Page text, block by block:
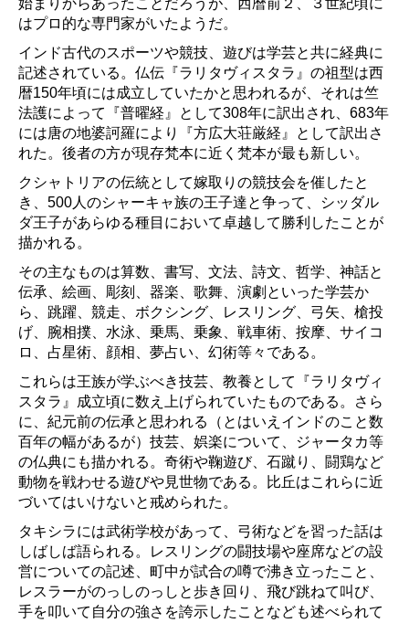
始まりからあったことだろうが、西暦前２、３世紀頃に
はプロ的な専門家がいたようだ。
インド古代のスポーツや競技、遊びは学芸と共に経典に
記述されている。仏伝『ラリタヴィスタラ』の祖型は西
暦150年頃には成立していたかと思われるが、それは竺
法護によって『普曜経』として308年に訳出され、683年
には唐の地婆訶羅により『方広大荘厳経』として訳出さ
れた。後者の方が現存梵本に近く梵本が最も新しい。
クシャトリアの伝統として嫁取りの競技会を催したと
き、500人のシャーキャ族の王子達と争って、シッダル
ダ王子があらゆる種目において卓越して勝利したことが
描かれる。
その主なものは算数、書写、文法、詩文、哲学、神話と
伝承、絵画、彫刻、器楽、歌舞、演劇といった学芸か
ら、跳躍、競走、ボクシング、レスリング、弓矢、槍投
げ、腕相撲、水泳、乗馬、乗象、戦車術、按摩、サイコ
ロ、占星術、顔相、夢占い、幻術等々である。
これらは王族が学ぶべき技芸、教養として『ラリタヴィ
スタラ』成立頃に数え上げられていたものである。さら
に、紀元前の伝承と思われる（とはいえインドのこと数
百年の幅があるが）技芸、娯楽について、ジャータカ等
の仏典にも描かれる。奇術や鞠遊び、石蹴り、闘鶏など
動物を戦わせる遊びや見世物である。比丘はこれらに近
づいてはいけないと戒められた。
タキシラには武術学校があって、弓術などを習った話は
しばしば語られる。レスリングの闘技場や座席などの設
営についての記述、町中が試合の噂で沸き立ったこと、
レスラーがのっしのっしと歩き回り、飛び跳ねて叫び、
手を叩いて自分の強さを誇示したことなども述べられて